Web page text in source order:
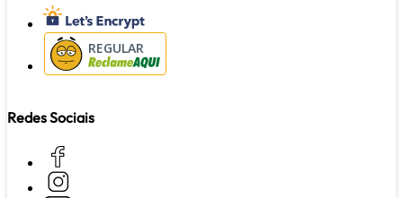
REGULAR
Redes Sociais